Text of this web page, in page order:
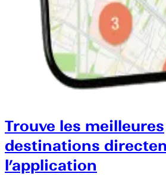
Trouve les meilleures
destinations
l’application